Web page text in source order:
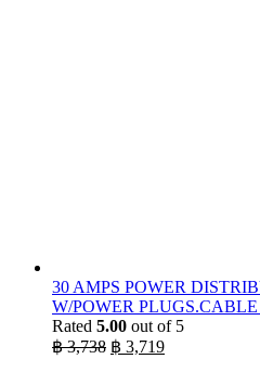
30 AMPS POWER
W/POWER
Rated 5.00 out of 5
฿3,738 Original
฿ 3,719Current